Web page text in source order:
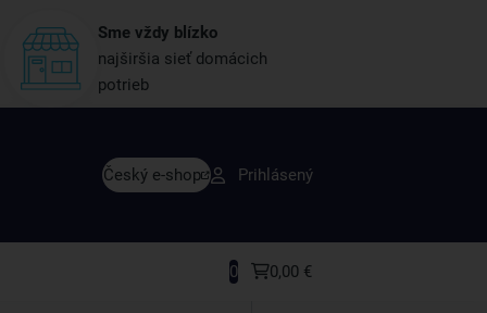
Sme vždy blízko
najširšia sieť domácich
potrieb
Český e-shop Prihlásený
0 0,00 €